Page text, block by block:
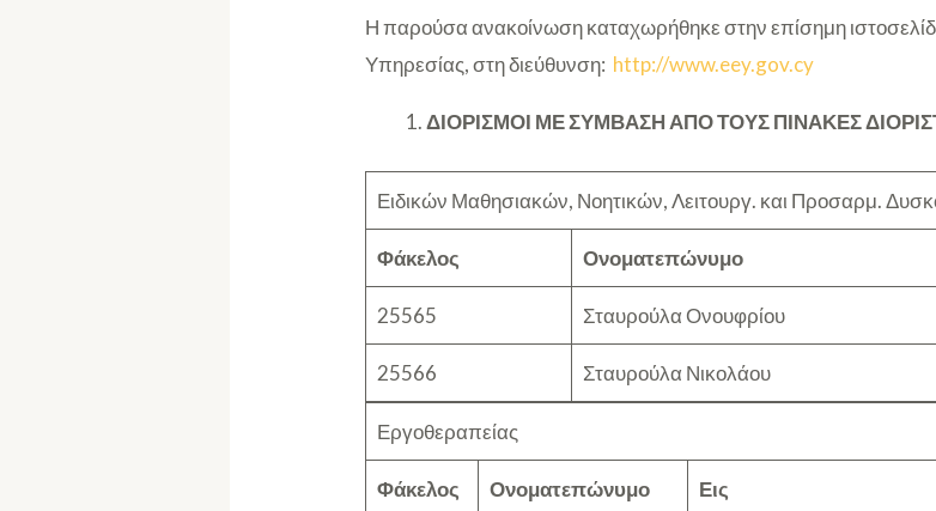
Η παρούσα ανακοίνωση καταχωρήθηκε στην επίσημη
Υπηρεσίας, στη διεύθυνση: http://www.eey.gov.cy
ΔΙΟΡΙΣΜΟΙ ΜΕ ΣΥΜΒΑΣΗ ΑΠΟ ΤΟΥΣ ΠΙΝΑΚΕΣ
Ειδικών Μαθησιακών, Νοητικών, Λειτουργ. και Προσαρμ.
Φάκελος Ονοματεπώνυμο
25565 Σταυρούλα Ονουφρίου
25566 Σταυρούλα Νικολάου
Εργοθεραπείας
Φάκελος Ονοματεπώνυμο Εις